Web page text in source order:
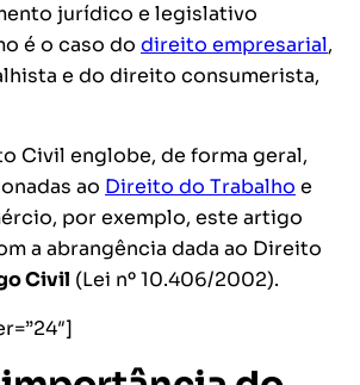
jurídico e legislativo
é o caso do direito empresarial,
e do direito consumerista,
Civil englobe, de forma geral,
ao Direito do Trabalho e
por exemplo, este artigo
a abrangência dada ao Direito
Civil (Lei nº 10.406/2002).